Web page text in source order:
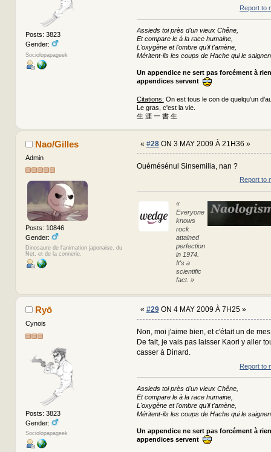
Posts: 3823
Gender:
Sociolopapageek
Report to
Assieds toi près d'un vieux Chêne,
Et compare le à la race humaine,
L'oxygène et l'ombre qu'il t'amène,
Méritent-ils les coups de Hache qui le
Un appendice ne sert pas forcément à
appendices servent
Citations: On est tous le con de quelqu'un
Le gras, c'est la vie.
生 涯 一 書 生
Nao/Gilles
Admin
Posts: 10846
Gender:
Dinosaure de l'animation japonaise, du
Net, et de la connerie.
« #28ON 3 MAY 2009 À 21H36 »
Ouémésénul Sinsemilia, nan ?
Report to
«
Everyone
knows
rock
attained
perfection
in 1974.
It's a
scientific
fact. »
Ryō
Cynois
Posts: 3823
Gender:
Sociolopapageek
« #29ON 4 MAY 2009 À 7H25 »
Non, moi j'aime bien, et c'était un de
De fait, je vais pas laisser Kaori y aller
casser à Dinard.
Report to
Assieds toi près d'un vieux Chêne,
Et compare le à la race humaine,
L'oxygène et l'ombre qu'il t'amène,
Méritent-ils les coups de Hache qui le
Un appendice ne sert pas forcément à
appendices servent